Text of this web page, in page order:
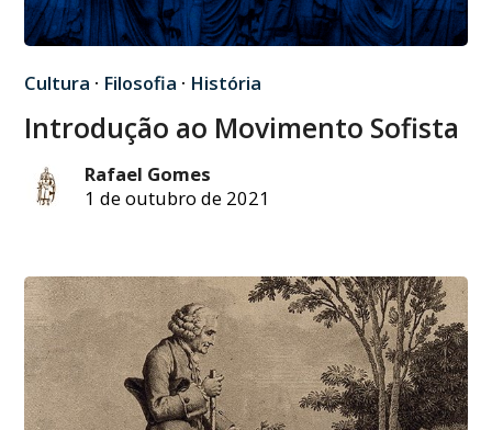
Cultura · Filosofia · História
Introdução ao Movimento Sofista
Rafael Gomes
1 de outubro de 2021